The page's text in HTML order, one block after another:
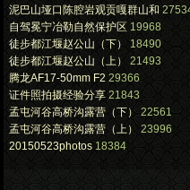
泥巴山垭口陈腔岩观贡嘎群山和
自驾冕宁冶勒自然保护区 19968
徒步都江堰赵公山（下）
18490
徒步都江堰赵公山（上）
21493
腾龙AF17-50mm F2 29366
证件照拍摄经验分享 21843
孟屯河谷高桥沟露营（下） 22561
孟屯河谷高桥沟露营（上）
23996
20150523photos 18384